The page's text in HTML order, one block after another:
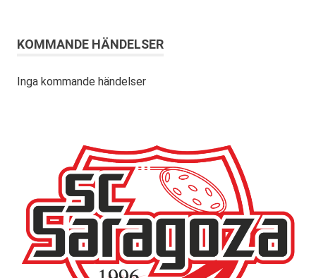
KOMMANDE HÄNDELSER
Inga kommande händelser